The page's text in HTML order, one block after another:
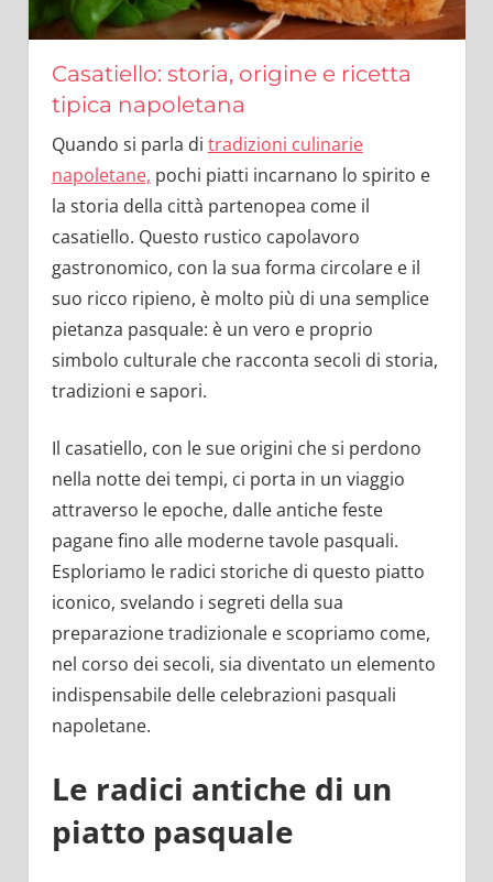
Casatiello: storia, origine e ricetta
tipica napoletana
Quando si parla di tradizioni culinarie
napoletane, pochi piatti incarnano lo spirito e
la storia della città partenopea come il
casatiello. Questo rustico capolavoro
gastronomico, con la sua forma circolare e il
suo ricco ripieno, è molto più di una semplice
pietanza pasquale: è un vero e proprio
simbolo culturale che racconta secoli di storia,
tradizioni e sapori.
Il casatiello, con le sue origini che si perdono
nella notte dei tempi, ci porta in un viaggio
attraverso le epoche, dalle antiche feste
pagane fino alle moderne tavole pasquali.
Esploriamo le radici storiche di questo piatto
iconico, svelando i segreti della sua
preparazione tradizionale e scopriamo come,
nel corso dei secoli, sia diventato un elemento
indispensabile delle celebrazioni pasquali
napoletane.
Le radici antiche di un
piatto pasquale